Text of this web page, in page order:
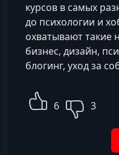
курсов в самых
до психологии и
охватывают такие
бизнес, дизайн,
блогинг, уход за
6 3